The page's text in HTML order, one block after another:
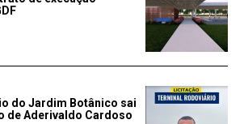
do Jardim Botânico sai
de Aderivaldo Cardoso